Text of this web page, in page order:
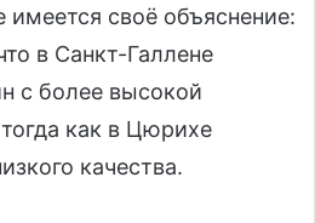
имеется своё объяснение:
в Санкт-Галлене
с более высокой
как в Цюрихе
качества.